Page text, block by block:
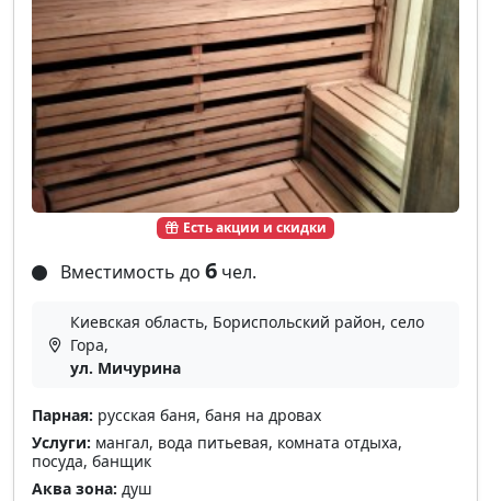
Есть акции и скидки
Вместимость до 6 чел.
Киевская область, Бориспольский район, село
Гора,
ул. Мичурина
Парная: русская баня, баня на дровах
Услуги: мангал, вода питьевая, комната отдыха,
посуда, банщик
Аква зона: душ